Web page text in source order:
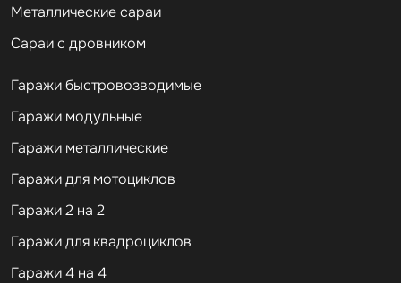
Металлические сараи
Сараи с дровником
Гаражи быстровозводимые
Гаражи модульные
Гаражи металлические
Гаражи для мотоциклов
Гаражи 2 на 2
Гаражи для квадроциклов
Гаражи 4 на 4